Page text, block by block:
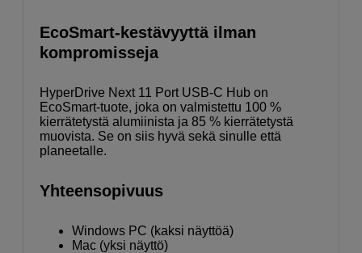
EcoSmart-kestävyyttä ilman
kompromisseja
HyperDrive Next 11 Port USB-C Hub on
EcoSmart-tuote, joka on valmistettu 100 %
kierrätetystä alumiinista ja 85 % kierrätetystä
muovista. Se on siis hyvä sekä sinulle että
planeetalle.
Yhteensopivuus
Windows PC (kaksi näyttöä)
Mac (yksi näyttö)